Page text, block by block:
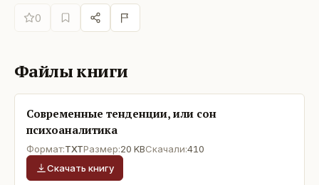
0
Файлы книги
Современные тенденции, или сон
психоаналитика
Формат:TXTРазмер:20 KBСкачали:410
Скачать книгу